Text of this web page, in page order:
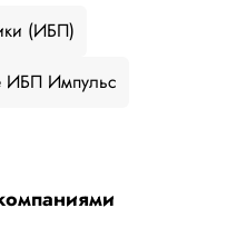
(ИБП)
ИБП Импульс